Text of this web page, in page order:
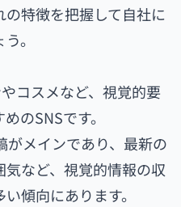
特徴を把握して自社に
。
コスメなど、視覚的要
のSNSです。
がメインであり、最新の
など、視覚的情報の収
傾向にあります。